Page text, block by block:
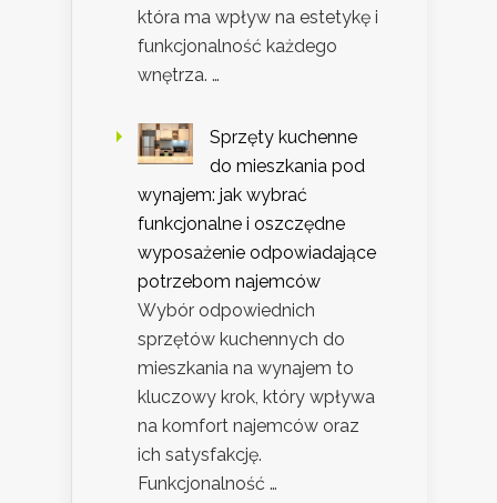
która ma wpływ na estetykę i
funkcjonalność każdego
wnętrza. …
Sprzęty kuchenne
do mieszkania pod
wynajem: jak wybrać
funkcjonalne i oszczędne
wyposażenie odpowiadające
potrzebom najemców
Wybór odpowiednich
sprzętów kuchennych do
mieszkania na wynajem to
kluczowy krok, który wpływa
na komfort najemców oraz
ich satysfakcję.
Funkcjonalność …